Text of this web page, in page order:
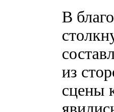
В
из
сцены